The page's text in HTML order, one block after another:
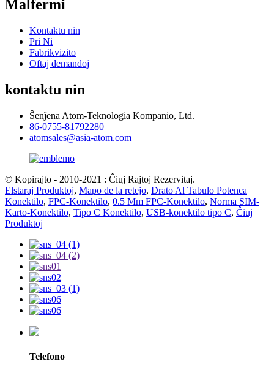
Malfermi
Kontaktu nin
Pri Ni
Fabrikvizito
Oftaj demandoj
kontaktu nin
Ŝenĵena Atom-Teknologia Kompanio, Ltd.
86-0755-81792280
atomsales@asia-atom.com
© Kopirajto - 2010-2021 : Ĉiuj Rajtoj Rezervitaj.
Elstaraj Produktoj, Mapo de la retejo, Drato Al Tabulo Potenca
Konektilo, FPC-Konektilo, 0.5 Mm FPC-Konektilo, Norma SIM-
Karto-Konektilo, Tipo C Konektilo, USB-konektilo tipo C, Ĉiuj
Produktoj
Telefono